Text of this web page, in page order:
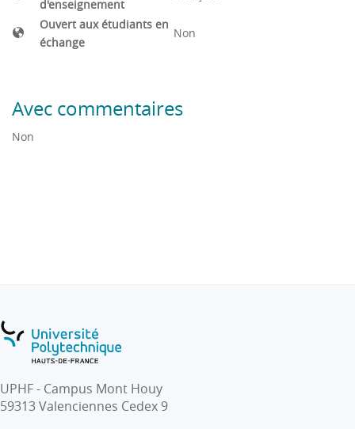
d'enseignement
Ouvert aux étudiants en
échange
Non
Avec commentaires
Non
UPHF - Campus Mont Houy
59313 Valenciennes Cedex 9